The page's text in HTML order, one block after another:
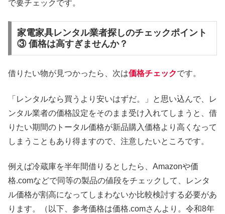
で要チェックです。
家電家具レンタル業者探しのチェックポイント
③ 価格は高すぎませんか？
借りたい物が見つかったら、次は価格チェックです。
「レンタルなら買うより安いはずだ。」と思い込んで、レ
ンタル業者の価格設定をそのまま受け入れてしまうと、借
りたい期間のトータル価格が新品購入価格より高くなって
しまうこともあり得ますので、注意したいところです。
例えば冷蔵庫を半年間借りるとしたら、Amazonや価
格.comなどで同等の製品の値段をチェックして、レンタ
ル価格が割高になってしまわないか比較検討する必要があ
ります。（以下、参考価格は価格.comさんより。令和8年